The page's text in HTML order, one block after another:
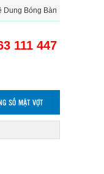
Dung Bóng Bàn
111 447
SỐ MẶT VỢT